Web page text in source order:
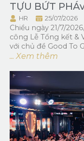
TỰU BỨT
HR 25/07/2026
Chiều ngày 21/7/
công Lễ Tổng kết &
với chủ đề Good To
... Xem thêm